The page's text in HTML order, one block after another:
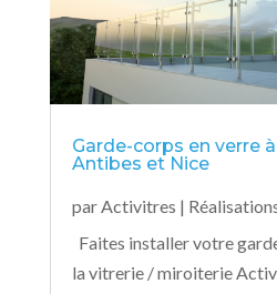
Garde-corps en verre
Antibes et Nice
parActivitres |
Faites installer votre
la vitrerie / miroiterie